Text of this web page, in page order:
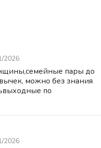
2026
пары до
можно без знания
по
2026